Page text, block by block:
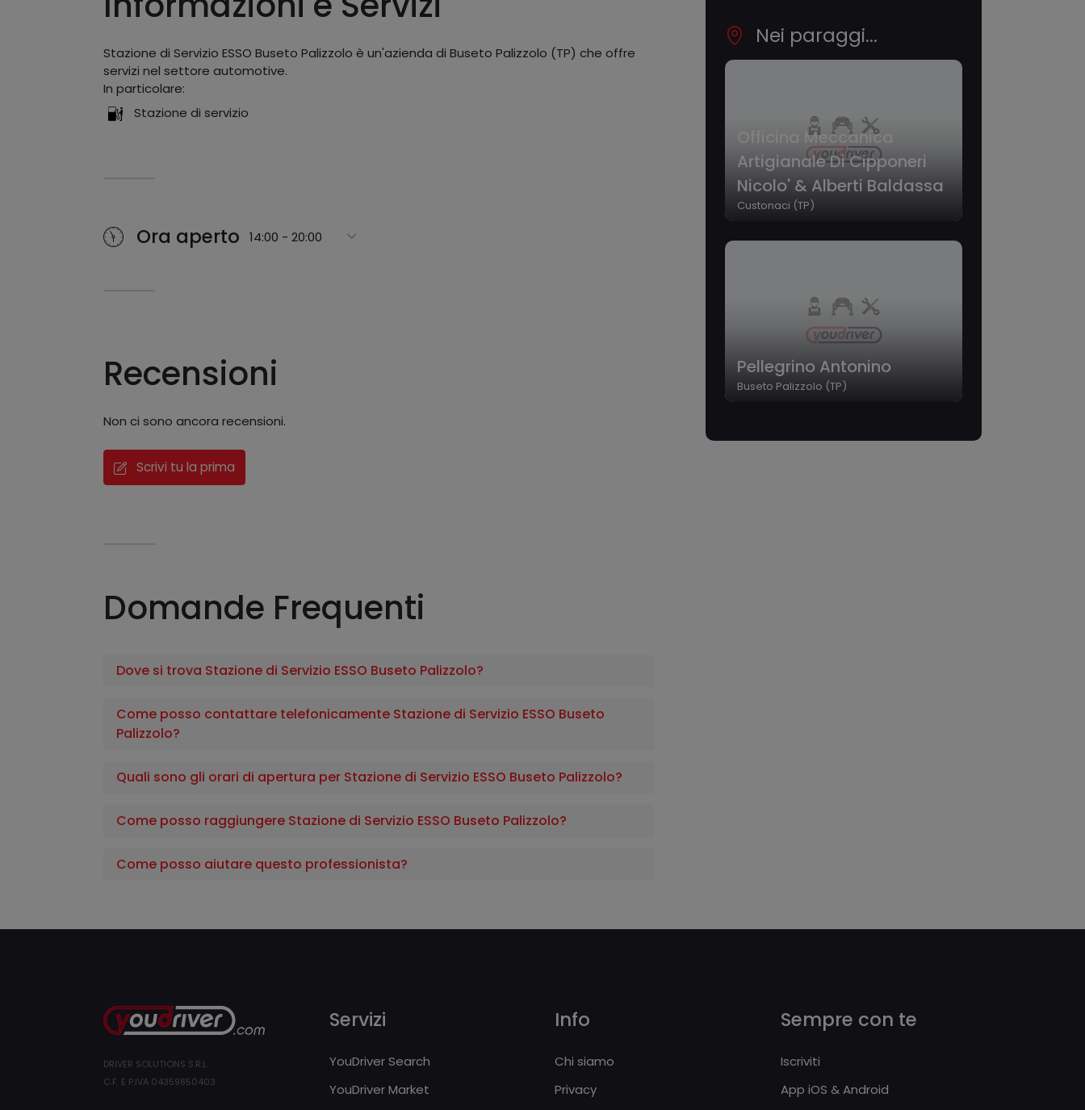
Stazione di Servizio ESSO Buseto Palizzolo è un'azienda di Buseto Palizzolo (TP) che offre
servizi nel settore automotive.
In particolare:
Stazione di servizio
Ora aperto 14:00 - 20:00
Recensioni
Non ci sono ancora recensioni.
Scrivi tu la prima
Domande Frequenti
Dove si trova Stazione di Servizio ESSO Buseto Palizzolo?
Come posso contattare telefonicamente Stazione di Servizio ESSO Buseto
Palizzolo?
Quali sono gli orari di apertura per Stazione di Servizio ESSO Buseto Palizzolo?
Come posso raggiungere Stazione di Servizio ESSO Buseto Palizzolo?
Come posso aiutare questo professionista?
Nei paraggi...
Officina Meccanica
Artigianale Di Cipponeri
Nicolo' & Alberti Baldassa
Custonaci (TP)
Pellegrino Antonino
Buseto Palizzolo (TP)
DRIVER SOLUTIONS S.R.L.
C.F. E P.IVA 04359850403
Servizi
YouDriver Search
YouDriver Market
Info
Chi siamo
Privacy
Sempre con te
Iscriviti
App iOS & Android